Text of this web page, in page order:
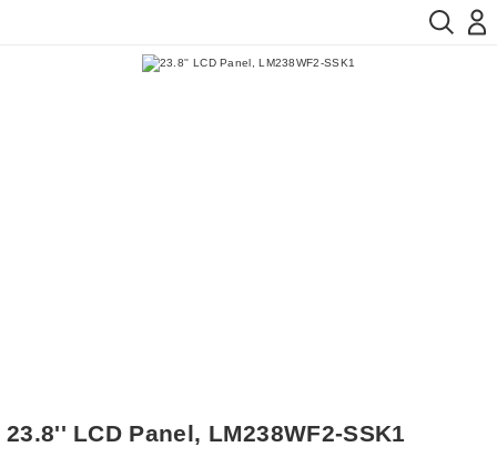
23.8'' LCD Panel, LM238WF2-SSK1